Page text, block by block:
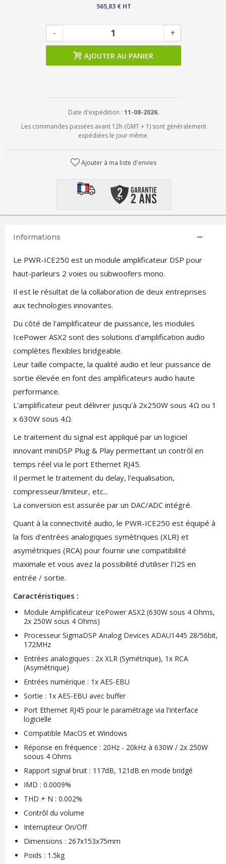
565,83 € HT
- +
AJOUTER AU PANIER
Date d'expédition : 11-08-2026.
Les commandes passées avant 12h (GMT + 1) sont généralement
expédiées le jour même.
Ajouter à ma liste d'envies
Informations
Le PWR-ICE250 est un module amplificateur DSP pour
haut-parleurs 2 voies ou subwoofers mono.
Il est le résultat de la collaboration de deux entreprises
aux technologies innovantes.
Du côté de l'amplificateur de puissance, les modules
IcePower ASX2 sont des solutions d'amplification audio
complètes flexibles bridgeable.
Leur taille compacte, la qualité audio et leur puissance de
sortie élevée en font des amplificateurs audio haute
performance.
L'amplificateur peut délivrer jusqu'à 2x250W sous 4Ω ou 1
x 630W sous 4Ω.
Le traitement du signal est appliqué par un logiciel
innovant miniDSP Plug & Play permettant un contrôl en
temps réel via le port Ethernet RJ45.
Il permet le traitement du delay, l'equalisation,
compresseur/limiteur, etc...
La conversion est assurée par un DAC/ADC intégré.
Quant à la connectivité audio, le PWR-ICE250 est équipé à
la fois d'entrées analogiques symétriques (XLR) et
asymétriques (RCA) pour fournir une compatibilité
maximale et vous avez la possibilité d'utiliser l'I2S en
entrée / sortie.
Caractéristiques :
Module Amplificateur IcePower ASX2 (630W sous 4 Ohms,
2x 250W sous 4 Ohms)
Processeur SigmaDSP Analog Devices ADAU1445 28/56bit,
172MHz
Entrées analogiques : 2x XLR (Symétrique), 1x RCA
(Asymétrique)
Entrées numérique : 1x AES-EBU
Sortie : 1x AES-EBU avec buffer
Port Ethernet RJ45 pour le paramétrage via l'interface
logicielle
Compatible MacOS et Windows
Réponse en fréquence : 20Hz - 20kHz à 630W / 2x 250W
soous 4 Ohms
Rapport signal bruit : 117dB, 121dB en mode bridgé
IMD : 0.0009%
THD + N : 0.002%
Contrôl du volume
Interrupteur On/Off
Dimensions : 267x153x75mm
Poids : 1.5kg